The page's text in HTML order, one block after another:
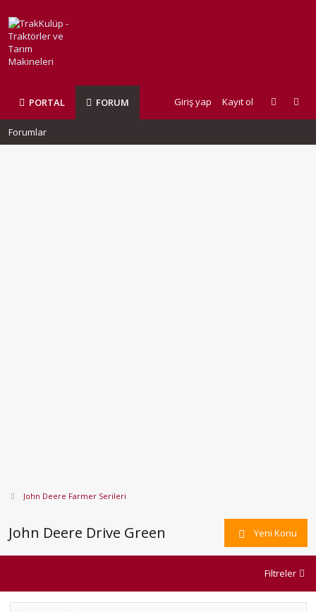
PORTAL FORUM Giriş yap Kayıt ol
Forumlar
John Deere Farmer Serileri
John Deere Drive Green Yeni Konu
Filtreler